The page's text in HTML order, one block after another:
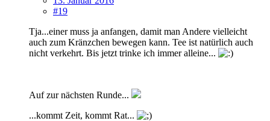
#19
Tja...einer muss ja anfangen, damit man Andere vielleicht
auch zum Kränzchen bewegen kann. Tee ist natürlich auch
nicht verkehrt. Bis jetzt trinke ich immer alleine...
Auf zur nächsten Runde...
...kommt Zeit, kommt Rat...